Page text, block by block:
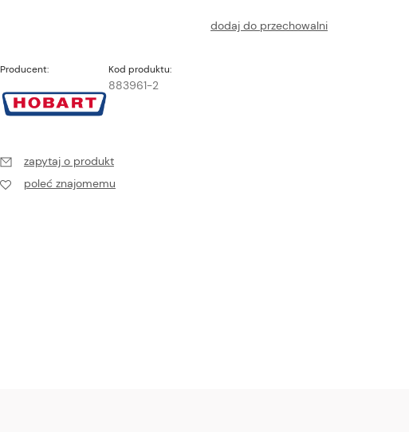
dodaj do przechowalni
Producent: Kod produktu:
883961-2
zapytaj o produkt
poleć znajomemu